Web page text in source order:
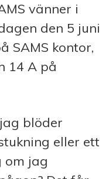
vänner i
den 5 juni
SAMS kontor,
14 A på
blöder
eller ett
om jag